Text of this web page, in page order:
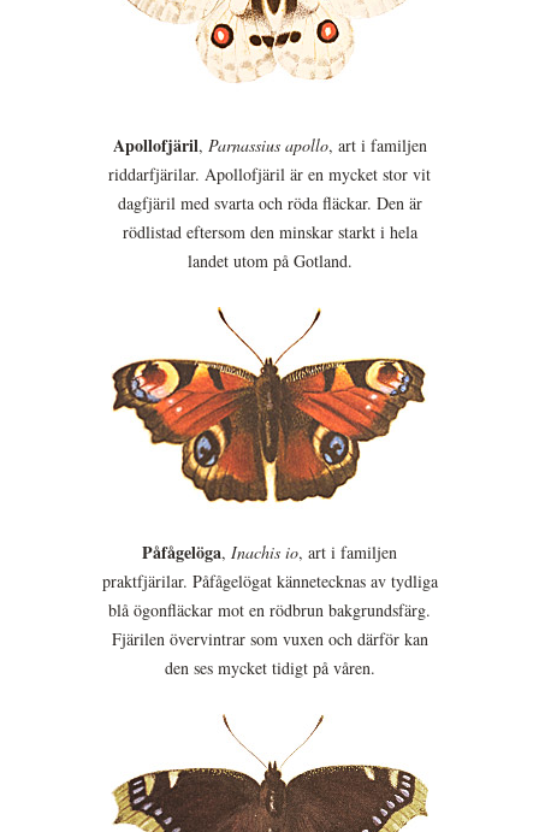
Apollofjäril, Parnassius apollo, art i familjen
riddarfjärilar. Apollofjäril är en mycket stor vit
dagfjäril med svarta och röda fläckar. Den är
rödlistad eftersom den minskar starkt i hela
landet utom på Gotland.
Påfågelöga, Inachis io, art i familjen
praktfjärilar. Påfågelögat kännetecknas av tydliga
blå ögonfläckar mot en rödbrun bakgrundsfärg.
Fjärilen övervintrar som vuxen och därför kan
den ses mycket tidigt på våren.